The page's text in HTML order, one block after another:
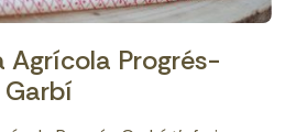
Agrícola Progrés-
Garbí